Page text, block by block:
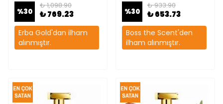
%30
₺ 1,098.90
₺ 769.23
Erba Gold'dan ilham
alınmıştır.
%30
₺ 933.90
₺ 653.73
Boss the Scent'den
ilham alınmıştır.